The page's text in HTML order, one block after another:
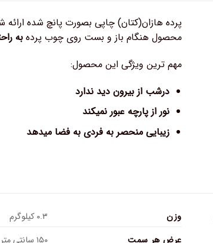
پرده هازان(کتان) چاپی بصورت پانچ شده ارائه
محصول هنگام باز و بست روی چوب پرده به
مهم ترین ویژگی این محصول:
درشب از بیرون دید ندارد
نور از پارچه عبور نمیکند
زیبایی منحصر به فردی به فضا میدهد
وزن
۰.۳ کیلوگرم
عرض هر سمت
۱۵۰ سانتی متر